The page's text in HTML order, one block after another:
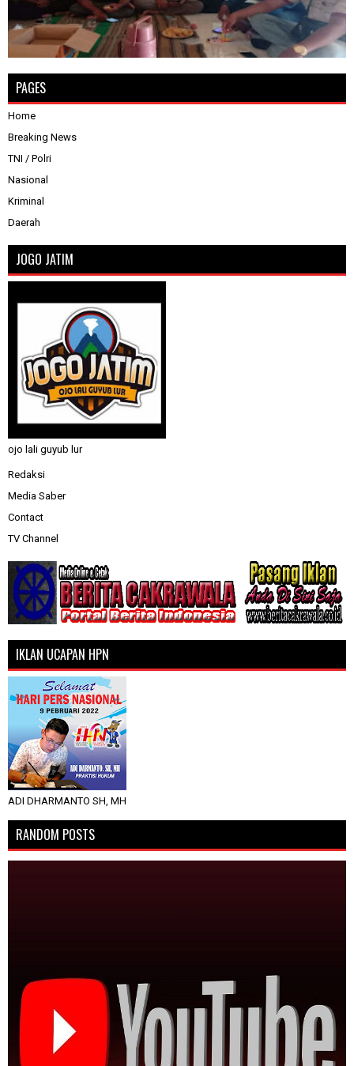
PAGES
Home
Breaking News
TNI / Polri
Nasional
Kriminal
Daerah
JOGO JATIM
ojo lali guyub lur
Redaksi
Media Saber
Contact
TV Channel
IKLAN UCAPAN HPN
ADI DHARMANTO SH, MH
RANDOM POSTS